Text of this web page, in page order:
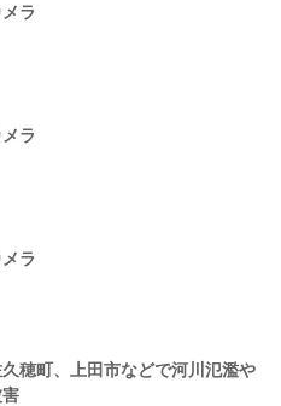
ラ
ラ
ラ
穂町、上田市などで河川氾濫や